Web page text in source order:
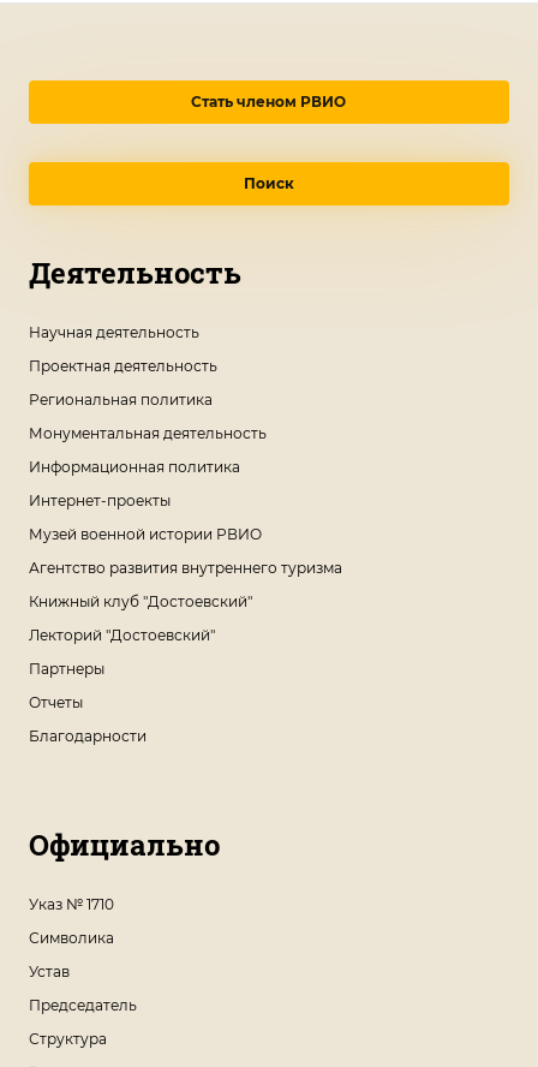
Стать членом РВИО
Поиск
Деятельность
Научная деятельность
Проектная деятельность
Региональная политика
Монументальная деятельность
Информационная политика
Интернет-проекты
Музей военной истории РВИО
Агентство развития внутреннего туризма
Книжный клуб "Достоевский"
Лекторий "Достоевский"
Партнеры
Отчеты
Благодарности
Официально
Указ № 1710
Символика
Устав
Председатель
Структура